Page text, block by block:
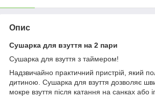
Опис
Сушарка для взуття на 2 пари
Сушарка для взуття з таймером!
Надзвичайно практичний пристрій, який
дитиною. Сушарка для взуття дозволяє
мокре взуття після катання на санках або